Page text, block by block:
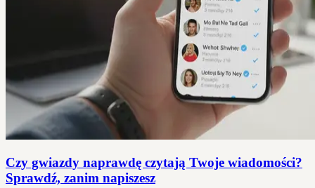
Czy gwiazdy naprawdę czytają Twoje wiadomości?
Sprawdź, zanim napiszesz